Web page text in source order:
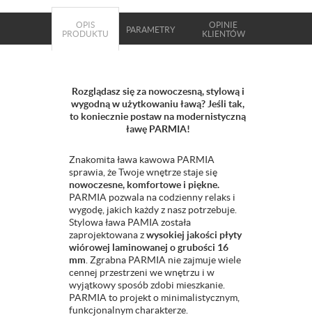
OPIS
PRODUKTU
PARAMETRY
OPINIE
KLIENTÓW
Rozglądasz się za nowoczesną, stylową i
wygodną w użytkowaniu ławą? Jeśli tak,
to koniecznie postaw na modernistyczną
ławę PARMIA!
Znakomita ława kawowa PARMIA
sprawia, że Twoje wnętrze staje się
nowoczesne, komfortowe i piękne.
PARMIA pozwala na codzienny relaks i
wygodę, jakich każdy z nasz potrzebuje.
Stylowa ława PAMIA została
zaprojektowana zwysokiej jakości płyty
wiórowej laminowanej o grubości 16
mm. Zgrabna PARMIA nie zajmuje wiele
cennej przestrzeni we wnętrzu i w
wyjątkowy sposób zdobi mieszkanie.
PARMIA to projekt o minimalistycznym,
funkcjonalnym charakterze.